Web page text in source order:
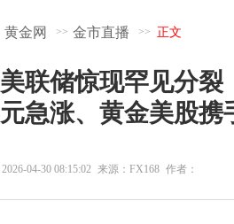
黄金网 >> 金市直播 >> 正文
美联储惊现罕见分裂
元急涨、黄金美股携
2026-04-30 08:15:02 来源：FX168 作者：